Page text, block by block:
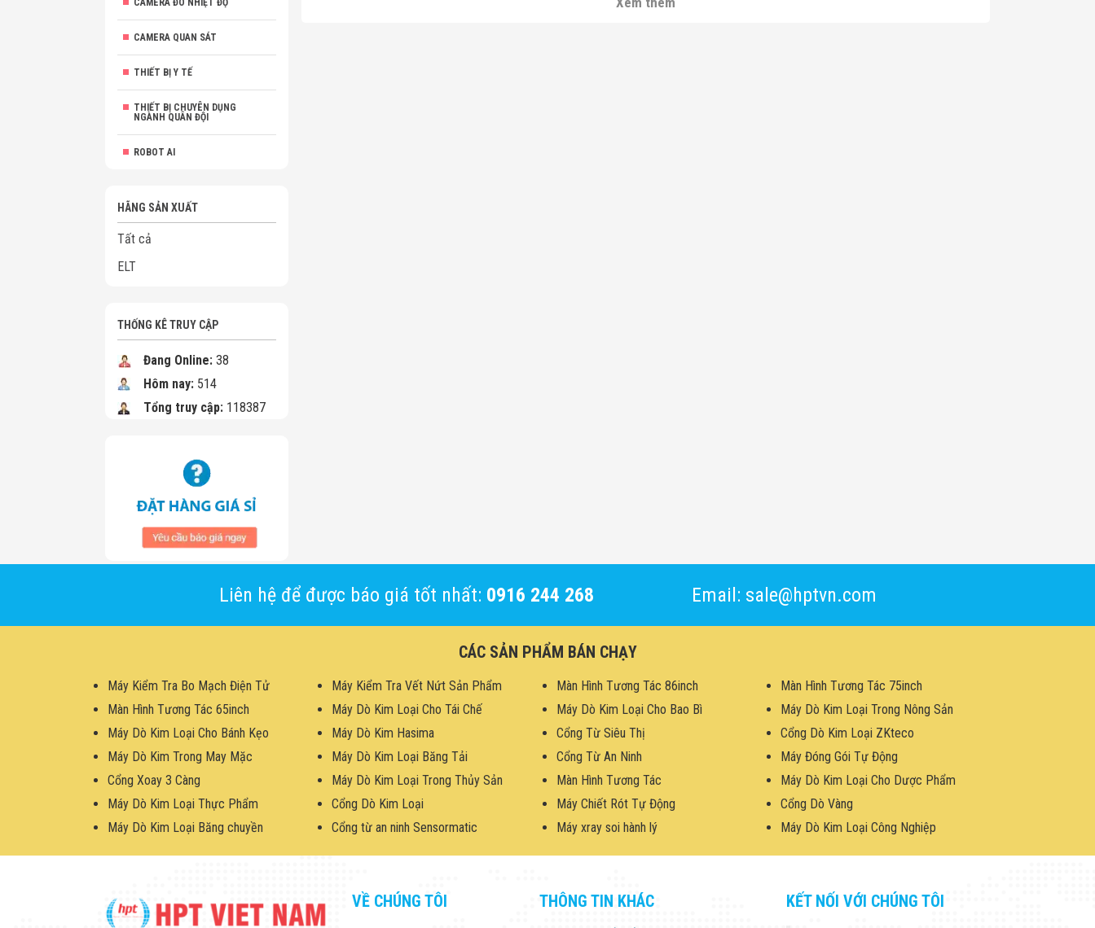
CAMERA ĐO NHIỆT ĐỘ
CAMERA QUAN SÁT
THIẾT BỊ Y TẾ
THIẾT BỊ CHUYÊN DỤNG
NGÀNH QUÂN ĐỘI
ROBOT AI
HÃNG SẢN XUẤT
Tất cả
ELT
THỐNG KÊ TRUY CẬP
Đang Online: 38
Hôm nay: 514
Tổng truy cập: 118387
Liên hệ để được báo giá tốt nhất: 0916 244 268 Email: sale@hptvn.com
CÁC SẢN PHẨM BÁN CHẠY
Máy Kiểm Tra Bo Mạch Điện Tử Máy Kiểm Tra Vết Nứt Sản Phẩm Màn Hình Tương Tác 86inch
Màn Hình Tương Tác 75inch
Màn Hình Tương Tác 65inch
Máy Dò Kim Loại Cho Tái Chế Máy Dò Kim Loại Cho Bao Bì
Máy Dò Kim Loại Trong Nông Sản
Máy Dò Kim Loại Cho Bánh Kẹo
Máy Dò Kim Hasima Cổng Từ Siêu Thị
Cổng Dò Kim Loại ZKteco
Máy Dò Kim Trong May Mặc
Máy Dò Kim Loại Băng Tải Cổng Từ An Ninh
Máy Đóng Gói Tự Động
Cổng Xoay 3 Càng
Máy Dò Kim Loại Trong Thủy Sản Màn Hình Tương Tác
Máy Dò Kim Loại Cho Dược Phẩm
Máy Dò Kim Loại Thực Phẩm
Cổng Dò Kim Loại Máy Chiết Rót Tự Động
Cổng Dò Vàng
Máy Dò Kim Loại Băng chuyền
Cổng từ an ninh Sensormatic Máy xray soi hành lý Máy Dò Kim Loại Công Nghiệp
VỀ CHÚNG TÔI THÔNG TIN KHÁC KẾT NỐI VỚI CHÚNG TÔI